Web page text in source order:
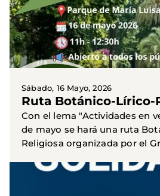
Sábado, 16 Mayo, 2026
Ruta Botánico-Lírico-
Con el lema "Actividades en
de mayo se hará una ruta
Religiosa organizada por el
nosotros, de Enlazate...